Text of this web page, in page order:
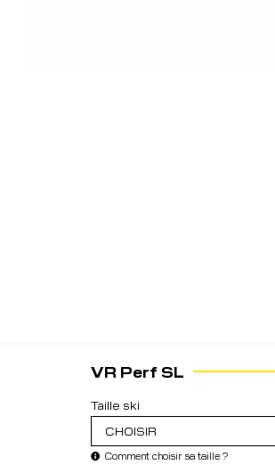
VR Perf SL
Taille ski
CHOISIR
Comment choisir sa taille ?